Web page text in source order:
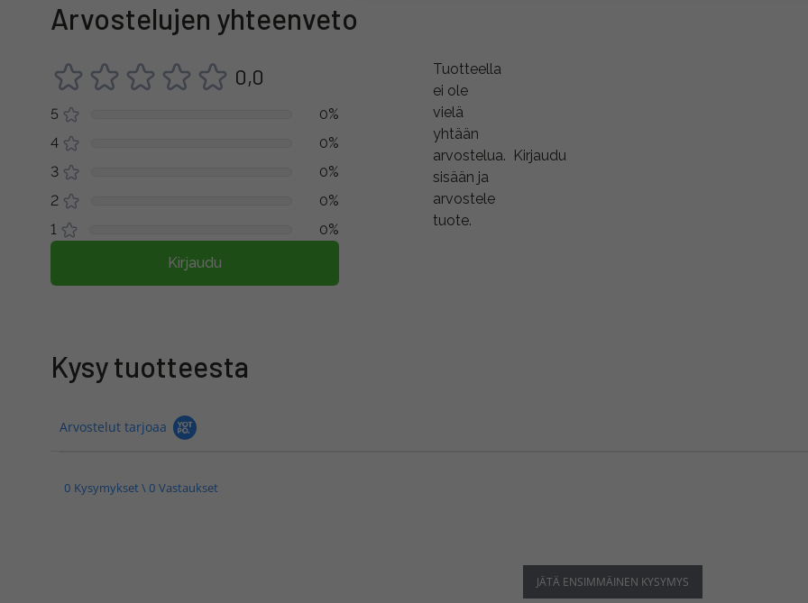
Arvostelujen yhteenveto
0,0
5
0%
4
0%
3
0%
2
0%
1
0%
Kirjaudu
Tuotteella
ei ole
vielä
yhtään
arvostelua. Kirjaudu
sisään ja
arvostele
tuote.
Kysy tuotteesta
Arvostelut tarjoaa
0 Kysymykset \ 0 Vastaukset
JÄTÄ ENSIMMÄINEN KYSYMYS